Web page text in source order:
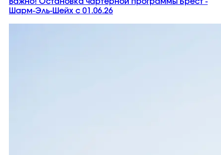
Шарм-Эль-Шейх с 01.06.26